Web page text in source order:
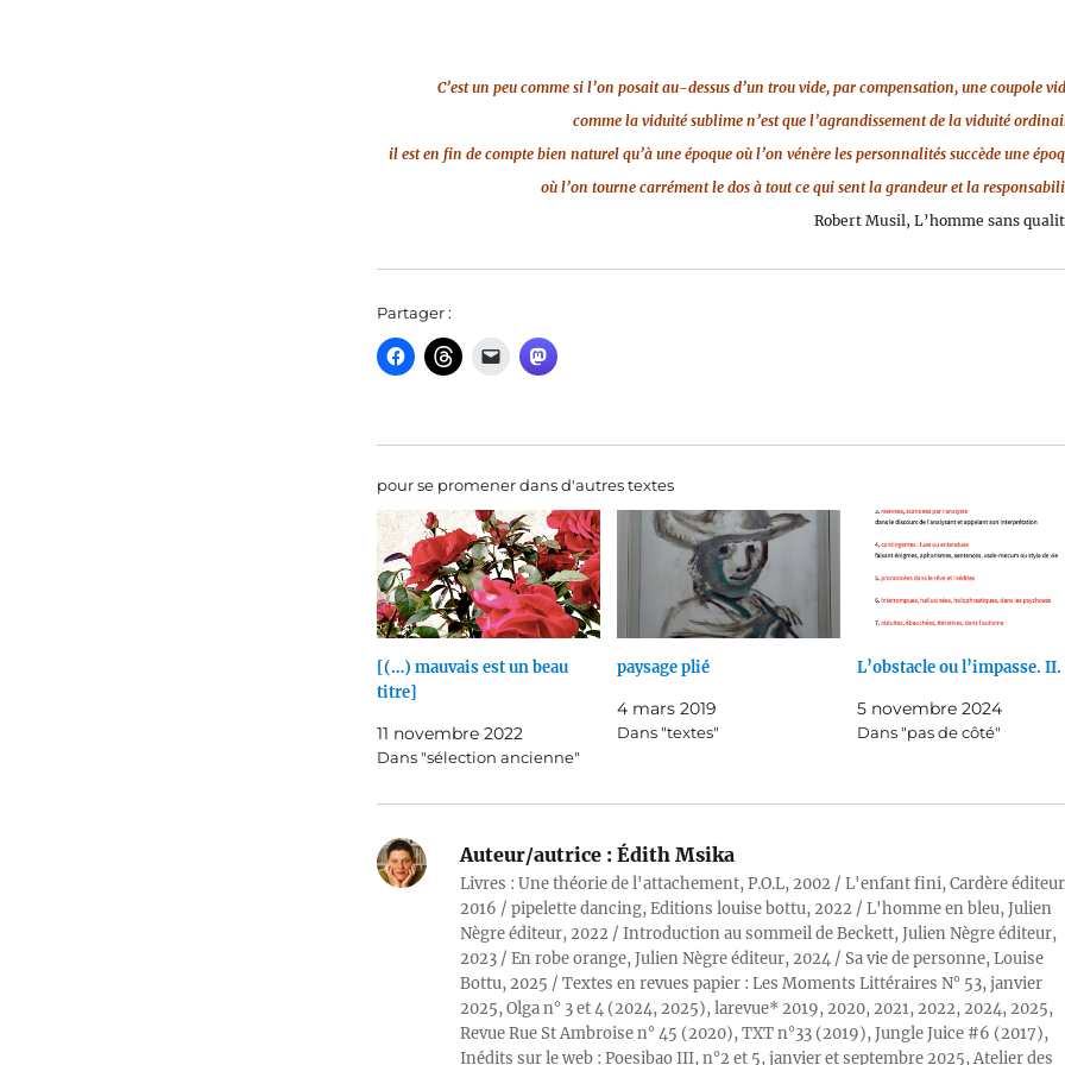
C’est un peu comme si l’on posait au-dessus d’un trou vide, par compensation, une coupole
comme la viduité sublime n’est que l’agrandissement de la viduité
il est en fin de compte bien naturel qu’à une époque où l’on vénère les personnalités succède une
où l’on tourne carrément le dos à tout ce qui sent la grandeur et la
Robert Musil, L’homme sans
Partager :
pour se promener dans d'autres textes
[(…) mauvais est un beau
titre]
11 novembre 2022
Dans "sélection ancienne"
paysage plié
4 mars 2019
Dans "textes"
L’obstacle ou l’impasse. II.
5 novembre 2024
Dans "pas de côté"
Auteur/autrice :Édith Msika
Livres : Une théorie de l'attachement, P.O.L, 2002 / L'enfant fini, Cardère
2016 / pipelette dancing, Editions louise bottu, 2022 / L'homme en bleu, Julien
Nègre éditeur, 2022 / Introduction au sommeil de Beckett, Julien Nègre éditeur,
2023 / En robe orange, Julien Nègre éditeur, 2024 / Sa vie de personne, Louise
Bottu, 2025 / Textes en revues papier : Les Moments Littéraires N° 53, janvier
2025, Olga n° 3 et 4 (2024, 2025), larevue* 2019, 2020, 2021, 2022, 2024, 2025,
Revue Rue St Ambroise n° 45 (2020), TXT n°33 (2019), Jungle Juice #6 (2017),
Inédits sur le web : Poesibao III, n°2 et 5, janvier et septembre 2025, Atelier des